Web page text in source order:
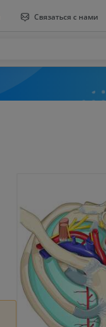
Связаться с нами